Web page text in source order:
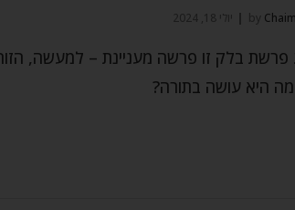
by יולי 18, 2024
פרשת בלק זו פרשה מעניינת – למעשה,
היא עושה בתורה?